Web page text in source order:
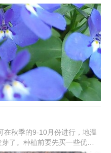
合它生长。刚把它买回来时需
太高的温度。要给它充足的光
在秋季的9-10月份进行，地温
了。种植前要先买一些优质